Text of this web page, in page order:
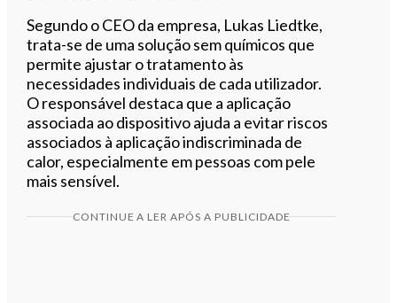
Segundo o CEO da empresa, Lukas Liedtke,
trata-se de uma solução sem químicos que
permite ajustar o tratamento às
necessidades individuais de cada utilizador.
O responsável destaca que a aplicação
associada ao dispositivo ajuda a evitar riscos
associados à aplicação indiscriminada de
calor, especialmente em pessoas com pele
mais sensível.
CONTINUE A LER APÓS A PUBLICIDADE